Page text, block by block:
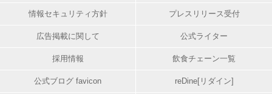
情報セキュリティ方針 プレスリリース受付
広告掲載に関して 公式ライター
採用情報 飲食チェーン一覧
公式ブログ favicon reDine[リダイン]